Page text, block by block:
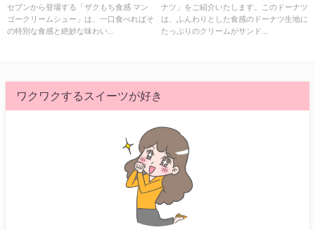
セブンから登場する「ザクもち食感 マン
ゴークリームシュー」は、一口食べればそ
の特別な食感と絶妙な味わい...
スで調和
ナツ」をご紹介いたします。このドーナツ
は、ふんわりとした食感のドーナツ生地に
たっぷりのクリームがサンド...
ワクワクするスイーツが好き